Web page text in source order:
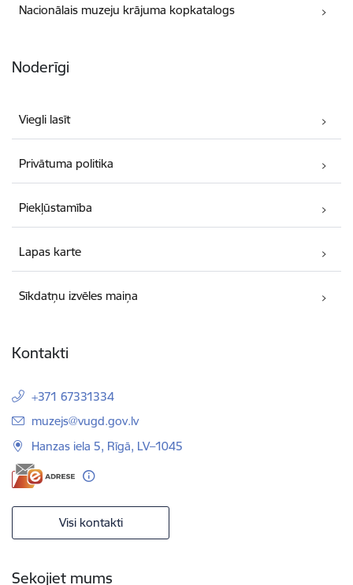
Nacionālais muzeju krājuma kopkatalogs
Noderīgi
Viegli lasīt
Privātuma politika
Piekļūstamība
Lapas karte
Sīkdatņu izvēles maiņa
Kontakti
+371 67331334
E-pasts:
muzejs@vugd.gov.lv
Hanzas iela 5, Rīgā, LV–1045
Visi kontakti
Sekojiet mums